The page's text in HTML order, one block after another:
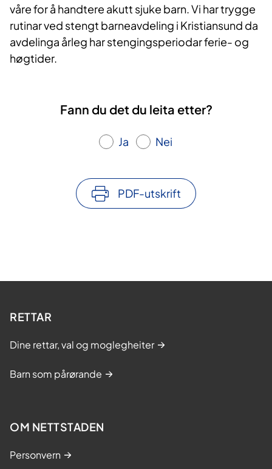
våre for å handtere akutt sjuke barn. Vi har trygge
rutinar ved stengt barneavdeling i Kristiansund da
avdelinga årleg har stengingsperiodar ferie- og
høgtider.
Fann du det du leita etter?
Ja Nei
PDF-utskrift
RETTAR
Dine rettar, val og moglegheiter
Barn som pårørande
OM NETTSTADEN
Personvern